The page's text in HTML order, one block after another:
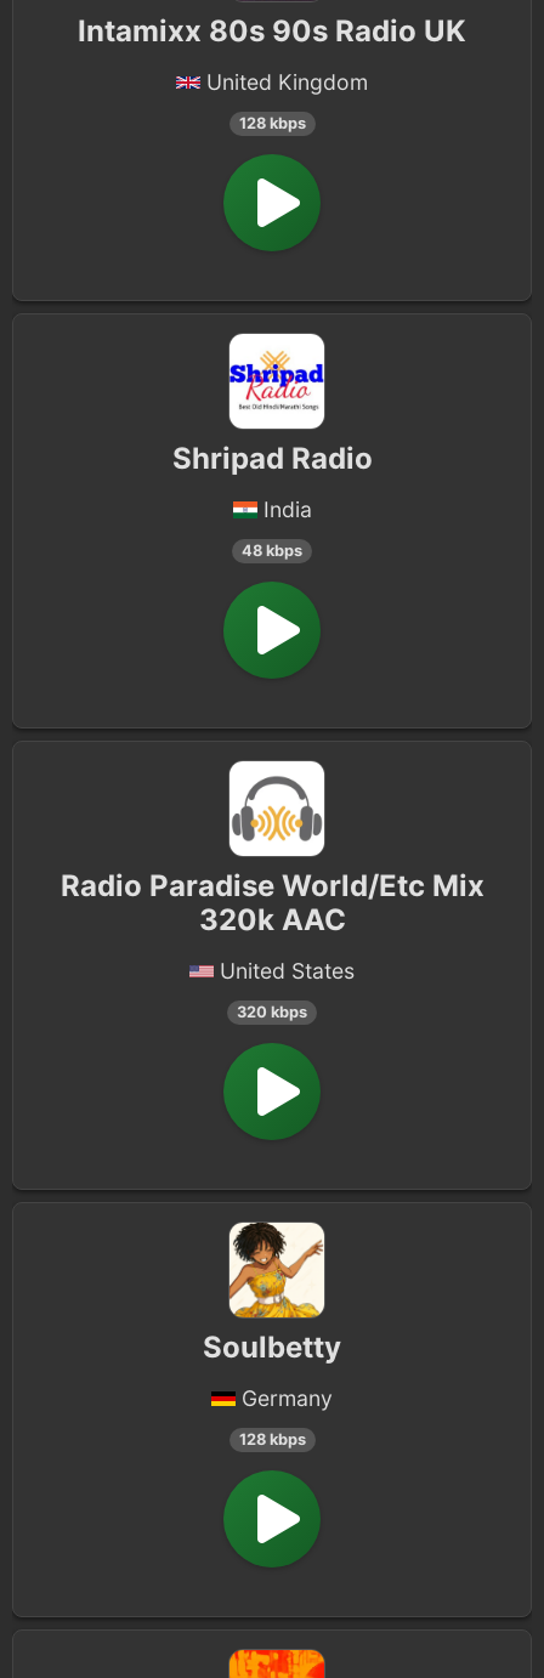
Intamixx 80s 90s Radio UK
United Kingdom
128 kbps
Shripad Radio
India
48 kbps
Radio Paradise World/Etc Mix
320k AAC
United States
320 kbps
Soulbetty
Germany
128 kbps